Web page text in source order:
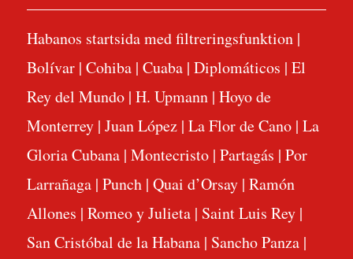
Habanos startsida med filtreringsfunktion|
Bolívar| Cohiba| Cuaba| Diplomáticos | El
Rey del Mundo| H. Upmann| Hoyo de
Monterrey| Juan López| La Flor de Cano| La
Gloria Cubana| Montecristo| Partagás | Por
Larrañaga| Punch| Quai d’Orsay| Ramón
Allones | Romeo y Julieta| Saint Luis Rey|
San Cristóbal de la Habana| Sancho Panza|